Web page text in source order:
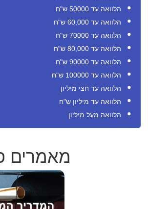
הלוואה עד 50000 ש"ח
הלוואה עד 60,000 ש"ח
הלוואה עד 70000 ש"ח
הלוואה עד 80,000 ש"ח
הלוואה עד 90000 ש"ח
הלוואה עד 100000 ש"ח
הלוואה עד חצי מיליון
הלוואה עד מיליון ש"ח
הלוואה מעל מיליון
מאמרים